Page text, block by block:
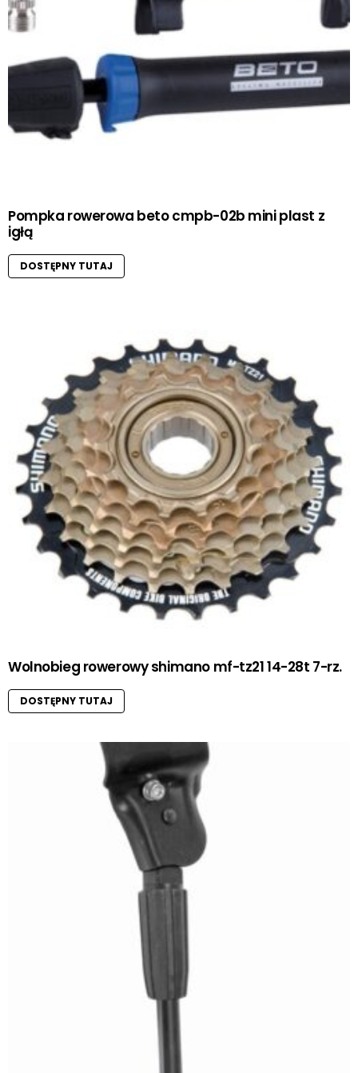
Pompka rowerowa beto cmpb-02b mini plast z
igłą
DOSTĘPNY TUTAJ
Wolnobieg rowerowy shimano mf-tz21 14-28t 7-rz.
DOSTĘPNY TUTAJ